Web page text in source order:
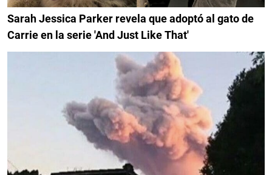
Sarah Jessica Parker revela que adoptó al gato de
Carrie en la serie 'And Just Like That'